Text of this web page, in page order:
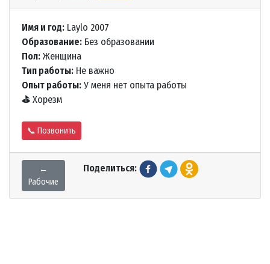
Имя и год: Laylo 2007
Образование: Без образовании
Пол: Женщина
Тип работы: Не важно
Опыт работы: У меня нет опыта работы
⛳ Хорезм
📞 Позвонить
←
Рабочие
Поделиться: